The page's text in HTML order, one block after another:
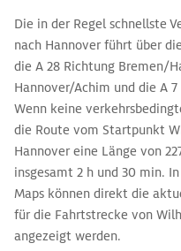
Die in der Regel schnellste
nach Hannover führt über
die A 28 Richtung Bremen/
Hannover/Achim und die A
Wenn keine
die Route vom Startpunkt
Hannover eine Länge von
insgesamt 2 h und 30 min.
Maps können direkt die
für die Fahrtstrecke von
angezeigt werden.